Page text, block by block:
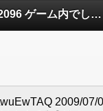
No.2096 ゲーム内でした悪行を懺悔するスレについたコメント
2009/07/